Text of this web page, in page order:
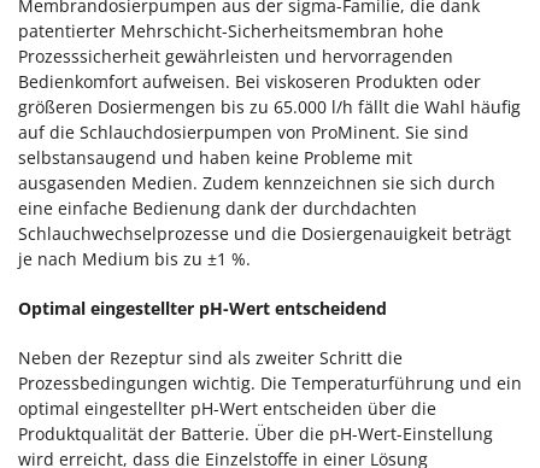
Membrandosierpumpen aus der sigma-Familie, die dank
patentierter Mehrschicht-Sicherheitsmembran hohe
Prozesssicherheit gewährleisten und hervorragenden
Bedienkomfort aufweisen. Bei viskoseren Produkten oder
größeren Dosiermengen bis zu 65.000 l/h fällt die Wahl häufig
auf die Schlauchdosierpumpen von ProMinent. Sie sind
selbstansaugend und haben keine Probleme mit
ausgasenden Medien. Zudem kennzeichnen sie sich durch
eine einfache Bedienung dank der durchdachten
Schlauchwechselprozesse und die Dosiergenauigkeit beträgt
je nach Medium bis zu ±1 %.
Optimal eingestellter pH-Wert entscheidend
Neben der Rezeptur sind als zweiter Schritt die
Prozessbedingungen wichtig. Die Temperaturführung und ein
optimal eingestellter pH-Wert entscheiden über die
Produktqualität der Batterie. Über die pH-Wert-Einstellung
wird erreicht, dass die Einzelstoffe in einer Lösung